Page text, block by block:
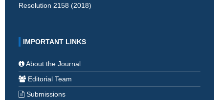
Resolution 2158 (2018)
IMPORTANT LINKS
About the Journal
Editorial Team
Submissions